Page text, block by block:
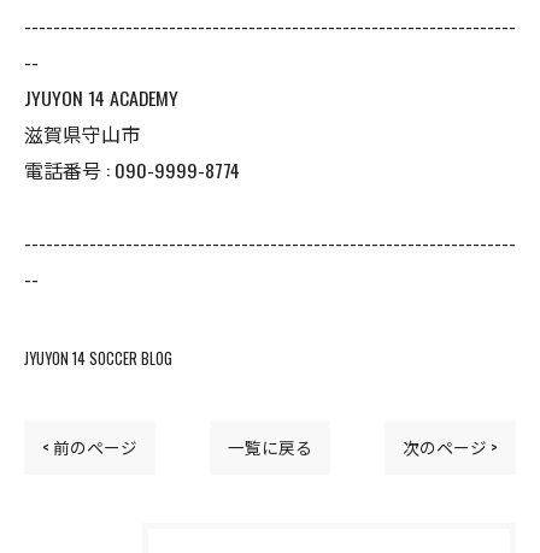
--------------------------------------------------------------------
--
JYUYON 14 ACADEMY
滋賀県守山市
電話番号 : 090-9999-8774
--------------------------------------------------------------------
--
JYUYON 14 SOCCER BLOG
< 前のページ 一覧に戻る 次のページ >